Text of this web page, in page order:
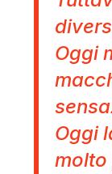
Oggi
Oggi
molto